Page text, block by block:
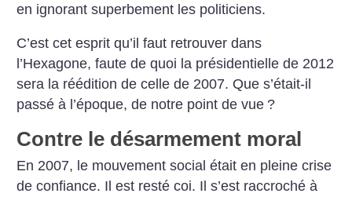
en ignorant superbement les politiciens.
C’est cet esprit qu’il faut retrouver dans
l’Hexagone, faute de quoi la présidentielle de 2012
sera la réédition de celle de 2007. Que s’était-il
passé à l’époque, de notre point de vue ?
Contre le désarmement moral
En 2007, le mouvement social était en pleine crise
de confiance. Il est resté coi. Il s’est raccroché à